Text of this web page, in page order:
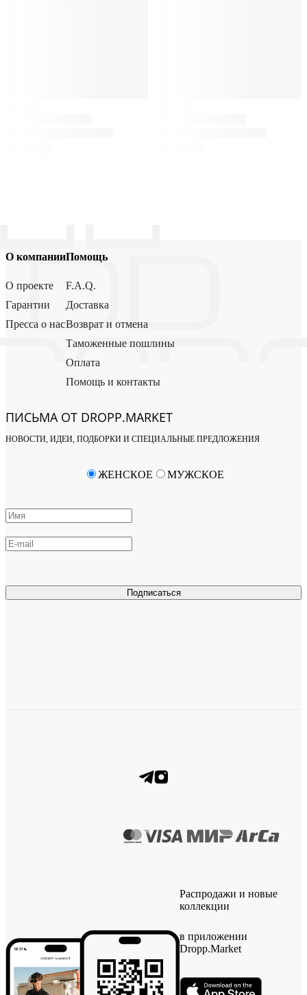
О компании
О проекте
Гарантии
Пресса о нас
Помощь
F.A.Q.
Доставка
Возврат и отмена
Таможенные пошлины
Оплата
Помощь и контакты
ПИСЬМА ОТ DROPP.MARKET
НОВОСТИ, ИДЕИ, ПОДБОРКИ И СПЕЦИАЛЬНЫЕ ПРЕДЛОЖЕНИЯ
Подписаться
ЖЕНСКОЕ МУЖСКОЕ
Распродажи и новые
коллекции
в приложении
Dropp.Market